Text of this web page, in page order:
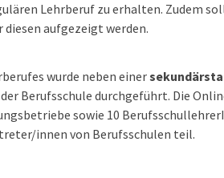
Lehrberuf zu erhalten. Zudem
diesen aufgezeigt werden.
wurde neben einer
Berufsschule durchgeführt. Die
sowie 10
innen von Berufsschulen teil.